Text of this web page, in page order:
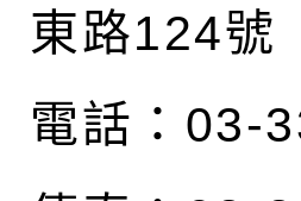
東路124號
電話：03-